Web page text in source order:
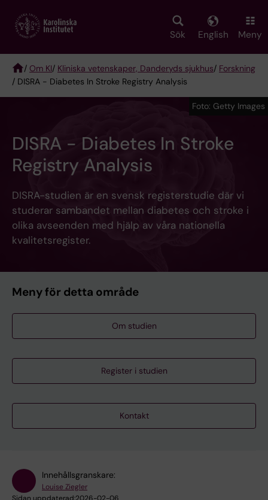
main
Sök English Meny
Breadcrumb
/ Om KI/ Kliniska vetenskaper, Danderyds sjukhus/ Forskning
/ DISRA - Diabetes In Stroke Registry Analysis
DISRA - Diabetes In Stroke
Registry Analysis
DISRA-studien är en svensk registerstudie där vi
studerar sambandet mellan diabetes och stroke i
olika avseenden med hjälp av våra nationella
kvalitetsregister.
Foto: Getty Images
Meny för detta område
Om studien
Register i studien
Kontakt
Innehållsgranskare:
Louise Ziegler